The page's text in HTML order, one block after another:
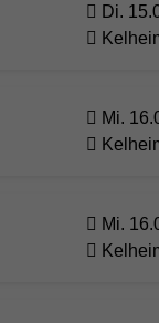
Di.
Mi.
Mi.